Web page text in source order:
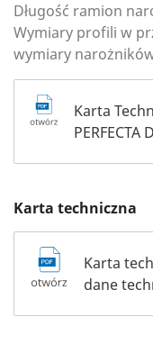
Długość ramion
Wymiary profili w
wymiary
Karta
Karta techniczna
Karta
dane